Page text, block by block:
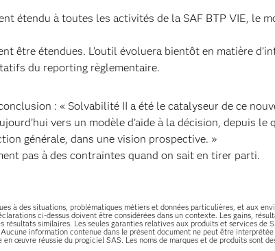
étendu à toutes les activités de la SAF BTP VIE, le
être étendues. L’outil évoluera bientôt en matière
du reporting règlementaire.
: « Solvabilité II a été le catalyseur de ce
vers un modèle d’aide à la décision, depuis le
générale, dans une vision prospective. »
pas à des contraintes quand on sait en tirer parti.
à des situations, problématiques métiers et données particulières, et aux
ci-dessus doivent être considérées dans un contexte. Les gains,
similaires. Les seules garanties relatives aux produits et services de
information contenue dans le présent document ne peut être
œuvre réussie du progiciel SAS. Les noms de marques et de produits sont